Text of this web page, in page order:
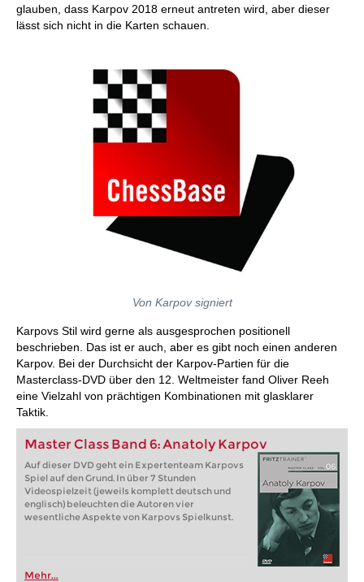
glauben, dass Karpov 2018 erneut antreten wird, aber dieser
lässt sich nicht in die Karten schauen.
Von Karpov signiert
Karpovs Stil wird gerne als ausgesprochen positionell
beschrieben. Das ist er auch, aber es gibt noch einen anderen
Karpov. Bei der Durchsicht der Karpov-Partien für die
Masterclass-DVD über den 12. Weltmeister fand Oliver Reeh
eine Vielzahl von prächtigen Kombinationen mit glasklarer
Taktik.
Master Class Band 6: Anatoly Karpov
Auf dieser DVD geht ein Expertenteam Karpovs
Spiel auf den Grund. In über 7 Stunden
Videospielzeit (jeweils komplett deutsch und
englisch) beleuchten die Autoren vier
wesentliche Aspekte von Karpovs Spielkunst.
Mehr...